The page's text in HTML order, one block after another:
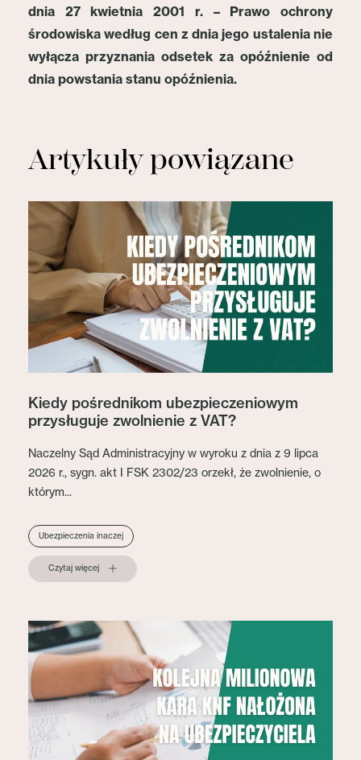
dnia 27 kwietnia 2001 r. – Prawo ochrony
środowiska według cen z dnia jego ustalenia nie
wyłącza przyznania odsetek za opóźnienie od
dnia powstania stanu opóźnienia.
Artykuły powiązane
Kiedy pośrednikom ubezpieczeniowym
przysługuje zwolnienie z VAT?
Naczelny Sąd Administracyjny w wyroku z dnia z 9 lipca
2026 r., sygn. akt I FSK 2302/23 orzekł, że zwolnienie, o
którym...
Ubezpieczenia inaczej
Czytaj więcej